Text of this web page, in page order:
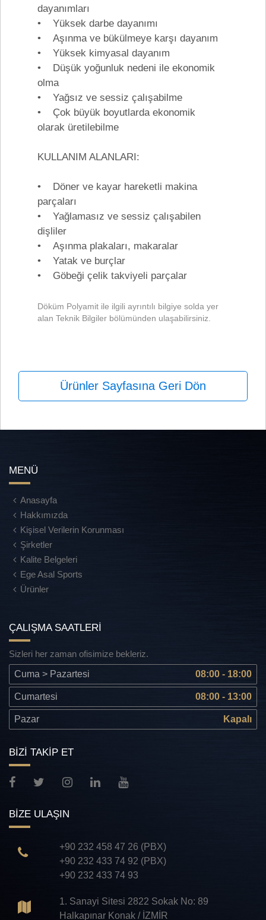
dayanımları
• Yüksek darbe dayanımı
• Aşınma ve bükülmeye karşı dayanım
• Yüksek kimyasal dayanım
• Düşük yoğunluk nedeni ile ekonomik
olma
• Yağsız ve sessiz çalışabilme
• Çok büyük boyutlarda ekonomik
olarak üretilebilme
KULLANIM ALANLARI:
• Döner ve kayar hareketli makina
parçaları
• Yağlamasız ve sessiz çalışabilen
dişliler
• Aşınma plakaları, makaralar
• Yatak ve burçlar
• Göbeği çelik takviyeli parçalar
Döküm Polyamit ile ilgili ayrıntılı bilgiye solda yer
alan Teknik Bilgiler bölümünden ulaşabilirsiniz.
MENÜ
Anasayfa
Hakkımızda
Kişisel Verilerin Korunması
Şirketler
Kalite Belgeleri
Ege Asal Sports
Ürünler
ÇALIŞMA SAATLERİ
Sizleri her zaman ofisimize bekleriz.
Cuma > Pazartesi
08:00 - 18:00
Cumartesi 08:00 - 13:00
Pazar Kapalı
BİZİ TAKİP ET
BİZE ULAŞIN
+90 232 458 47 26 (PBX)
+90 232 433 74 92 (PBX)
+90 232 433 74 93
1. Sanayi Sitesi 2822 Sokak No: 89
Halkapınar Konak / İZMİR